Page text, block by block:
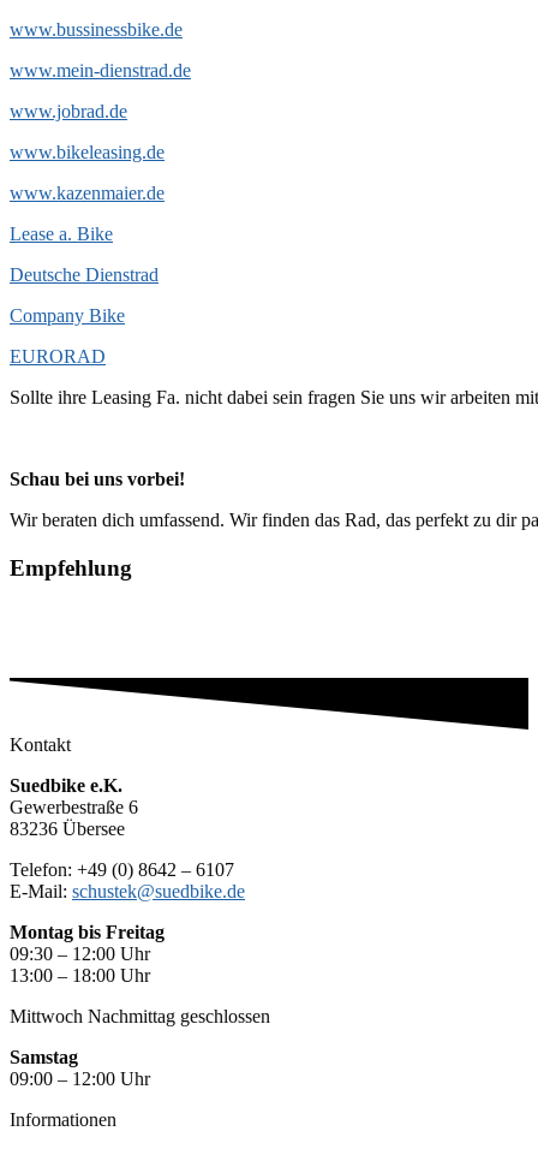
www.bussinessbike.de
www.mein-dienstrad.de
www.jobrad.de
www.bikeleasing.de
www.kazenmaier.de
Lease a. Bike
Deutsche Dienstrad
Company Bike
EURORAD
Sollte ihre Leasing Fa. nicht dabei sein fragen Sie uns wir arbeiten
Schau bei uns vorbei!
Wir beraten dich umfassend. Wir finden das Rad, das perfekt zu dir
Empfehlung
Kontakt
Suedbike e.K.
Gewerbestraße 6
83236 Übersee
Telefon: +49 (0) 8642 – 6107
E-Mail: schustek@suedbike.de
Montag bis Freitag
09:30 – 12:00 Uhr
13:00 – 18:00 Uhr
Mittwoch Nachmittag geschlossen
Samstag
09:00 – 12:00 Uhr
Informationen